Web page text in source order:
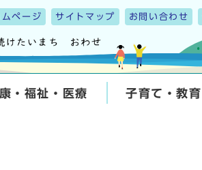
ページ サイトマップ お問い合わせ
・福祉・医療 子育て・教育